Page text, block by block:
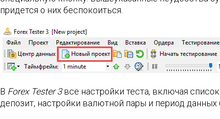
придется о них беспокоиться.
В Forex Tester 3все настройки теста, включая
депозит, настройки валютной пары и период данных